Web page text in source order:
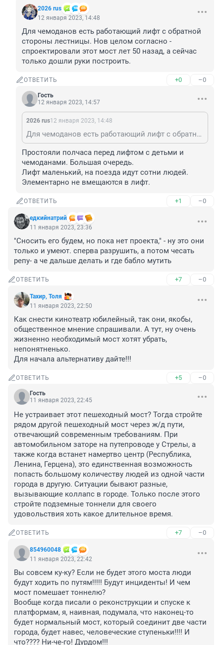
2026 rus
12 января 2023, 14:48
Для чемоданов есть работающий лифт с обратной
стороны лестницы. Нов целом согласно -
спроектировали этот мост лет 50 назад, а сейчас
только дошли руки построить.
ОТВЕТИТЬ +0 –0
Гость
12 января 2023, 14:57
2026 rus12 января 2023, 14:48
Для чемоданов есть работающий лифт с обратной стороны лестницы. Нов целом согласно - спроектировали этот мост лет 50 назад, а сейчас только дошли руки построить.
Простояли полчаса перед лифтом с детьми и
чемоданами. Большая очередь.
Лифт маленький, на поезда идут сотни людей.
Элементарно не вмещаются в лифт.
ОТВЕТИТЬ +1 –0
едкийнатрий
11 января 2023, 23:36
"Сносить его будем, но пока нет проекта," - ну это они
только и умеют. сперва разрушить, а потом чесать
репу- а че дальше делать и где бабло мутить
ОТВЕТИТЬ +7 –0
Тахир, Толя
11 января 2023, 22:50
Как снести кинотеатр юбилейный, так они, якобы,
общественное мнение спрашивали. А тут, ну очень
жизненно необходимый мост хотят убрать,
непонятненько.
Для начала альтернативу дайте!!!
ОТВЕТИТЬ +5 –0
Гость
11 января 2023, 22:45
Не устраивает этот пешеходный мост? Тогда стройте
рядом другой пешеходный мост через ж/д пути,
отвечающий современным требованиям. При
автомобильном заторе на путепроводе у Стрелы, а
также когда встанет намертво центр (Республика,
Ленина, Герцена), это единственная возможность
попасть большому количеству людей из одной части
города в другую. Ситуации бывают разные,
вызывающие коллапс в городе. Только после этого
стройте подземные тоннели для своего
удовольствия хоть какое длительное время.
ОТВЕТИТЬ +7 –0
854960048
11 января 2023, 22:42
Вы совсем ку-ку? Если не будет этого моста люди
будут ходить по путям!!!!! Будут инциденты! И чем
мост помешает тоннелю?
Вообще когда писали о реконструкции и спуске к
платформам, я, наивная, подумала, что наконец-то
будет нормальный мост, который соединит две части
города, будет навес, человеческие ступеньки!!!! И
что???? Ни-че-го! Дурдом!!!